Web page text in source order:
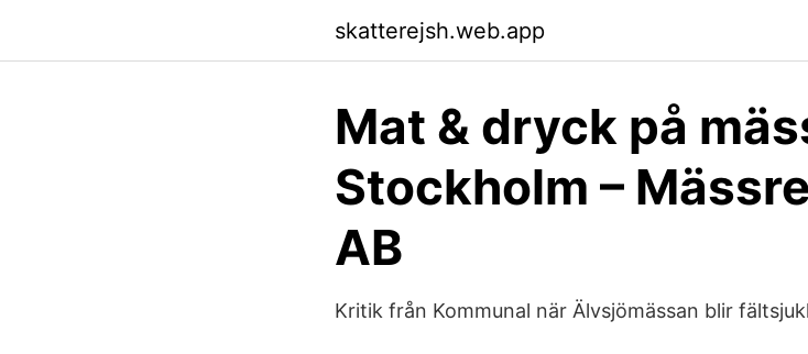
skatterejsh.web.app
Mat & dryck på
Stockholm –
AB
Kritik från Kommunal när Älvsjömässan blir